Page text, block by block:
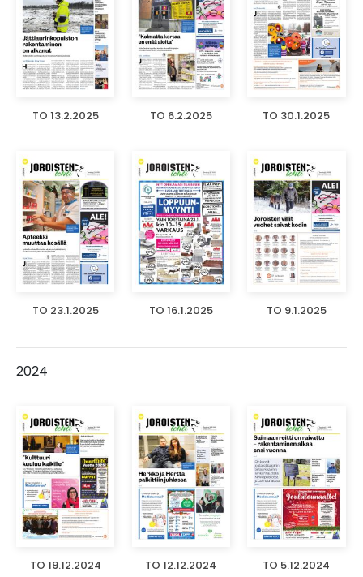
TO 13.2.2025 TO 6.2.2025 TO 30.1.2025
TO 23.1.2025 TO 16.1.2025 TO 9.1.2025
2024
TO 19.12.2024 TO 12.12.2024 TO 5.12.2024